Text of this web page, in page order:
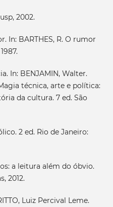
2002.
In: BARTHES, R. O rumor
In: BENJAMIN, Walter.
técnica, arte e política:
da cultura. 7 ed. São
2 ed. Rio de Janeiro:
a leitura além do óbvio.
2012.
Luiz Percival Leme.